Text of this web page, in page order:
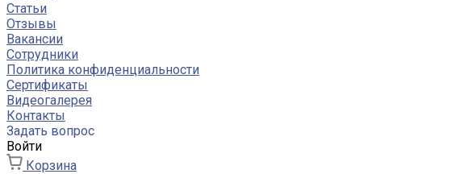
Статьи
Отзывы
Вакансии
Сотрудники
Политика конфиденциальности
Сертификаты
Видеогалерея
Контакты
Задать вопрос
Войти
Корзина